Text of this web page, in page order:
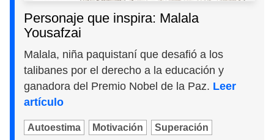
Personaje que inspira: Malala
Yousafzai
Malala, niña paquistaní que desafió a los
talibanes por el derecho a la educación y
ganadora del Premio Nobel de la Paz. Leer
artículo
Autoestima Motivación Superación